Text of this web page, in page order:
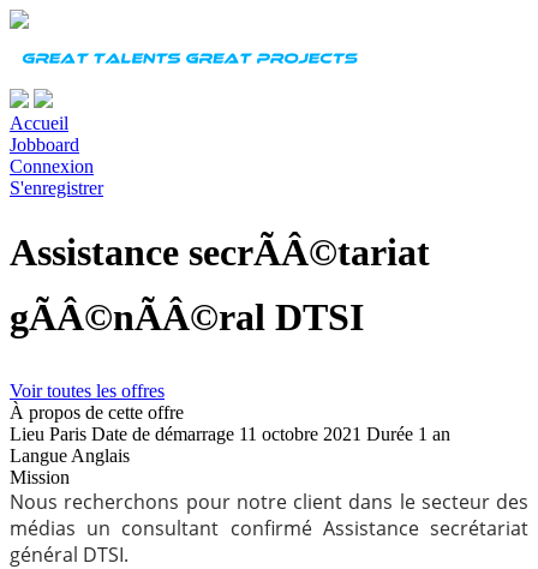
Accueil
Jobboard
Connexion
S'enregistrer
Assistance secrÃÂ©tariat
gÃÂ©nÃÂ©ral DTSI
Voir toutes les offres
À propos de cette offre
Lieu Paris Date de démarrage 11 octobre 2021 Durée 1 an
Langue Anglais
Mission
Nous recherchons pour notre client dans le secteur des
médias un consultant confirmé Assistance secrétariat
général DTSI.